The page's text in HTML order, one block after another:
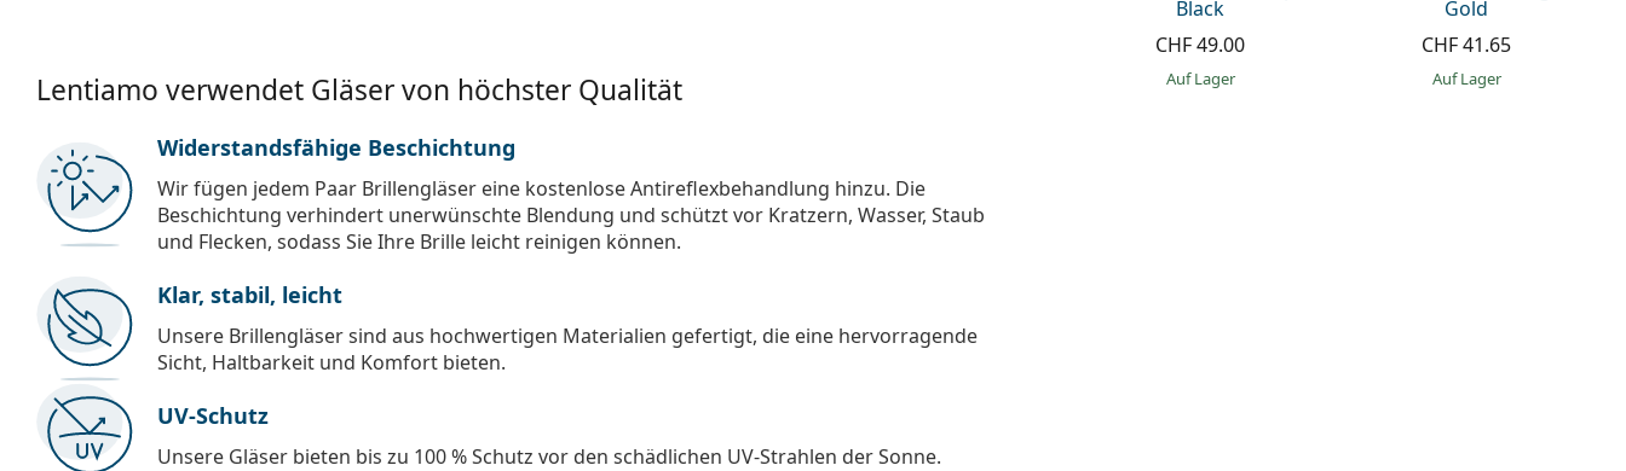
Black
CHF 49.00
auf Lager
Gold
CHF 41.65
auf Lager
Lentiamo verwendet Gläser von höchster Qualität
Widerstandsfähige Beschichtung
Wir fügen jedem Paar Brillengläser eine kostenlose Antireflexbehandlung hinzu. Die
Beschichtung verhindert unerwünschte Blendung und schützt vor Kratzern, Wasser, Staub
und Flecken, sodass Sie Ihre Brille leicht reinigen können.
Klar, stabil, leicht
Unsere Brillengläser sind aus hochwertigen Materialien gefertigt, die eine hervorragende
Sicht, Haltbarkeit und Komfort bieten.
UV-Schutz
Unsere Gläser bieten bis zu 100 % Schutz vor den schädlichen UV-Strahlen der Sonne.